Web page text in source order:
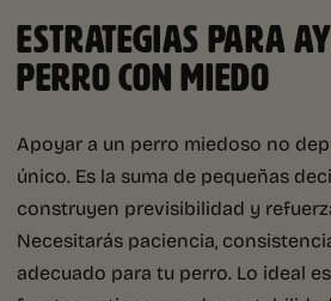
ESTRATEGIAS PARA
PERRO CON MIEDO
Apoyar a un perro miedoso no
único. Es la suma de pequeñas
construyen previsibilidad y
Necesitarás paciencia,
adecuado para tu perro. Lo ideal